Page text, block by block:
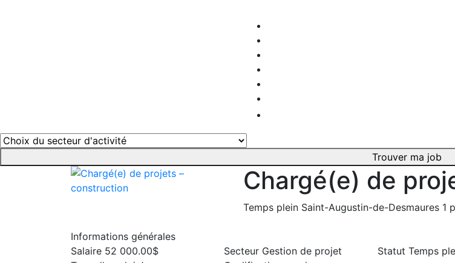
Trouver ma job
Chargé(e) de
Temps plein Saint-Augustin-de-Desmaures 1
Informations générales
Salaire 52 000.00$ Secteur Gestion de projet Statut Temps